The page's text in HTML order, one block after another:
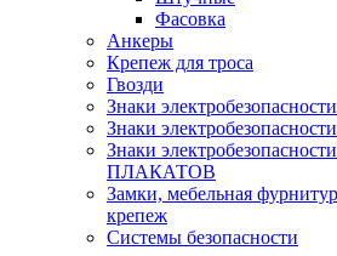
Фасовка
Анкеры
Крепеж для троса
Гвозди
Знаки
Знаки
Знаки
ПЛАКАТОВ
Замки, мебельная
крепеж
Системы безопасности